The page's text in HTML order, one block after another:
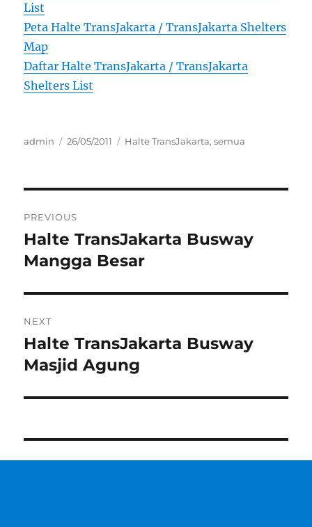
List
Peta Halte TransJakarta / TransJakarta Shelters
Map
Daftar Halte TransJakarta / TransJakarta
Shelters List
Author
admin
Posted
26/05/2011 Categories
Halte TransJakarta,semua
navigation
PREVIOUS
Previous
post:
Halte TransJakarta Busway
Mangga Besar
NEXT
Next
post:
Halte TransJakarta Busway
Masjid Agung